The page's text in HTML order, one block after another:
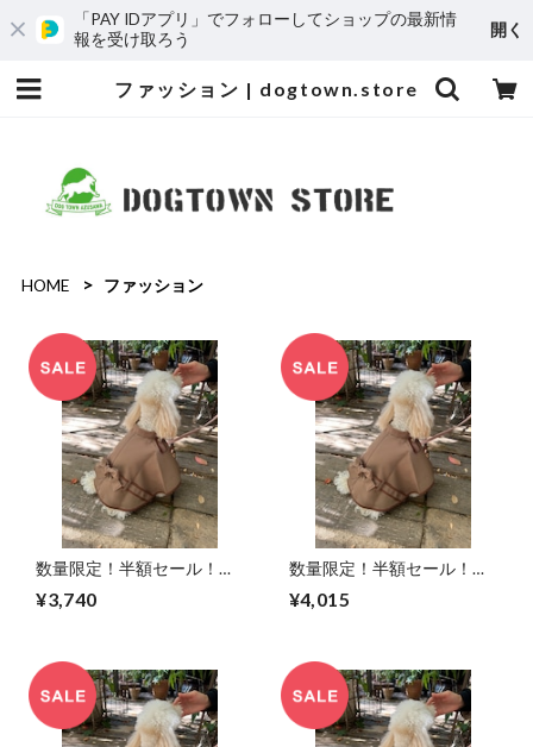
「PAY IDアプリ」でフォローしてショップの最新情
報を受け取ろう
開く
ファッション | dogtown.store
HOME ファッション
数量限定！半額セール！
ポンチョ（バックル） Lサ
イズ
¥3,740
数量限定！半額セール！
ポンチョ（バックル）LLサ
イズ、XLサイズ
¥4,015